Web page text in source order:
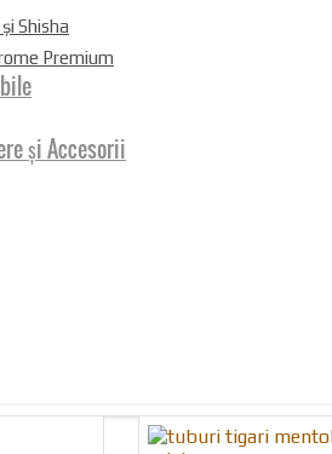
Shisha
Premium
și Accesorii